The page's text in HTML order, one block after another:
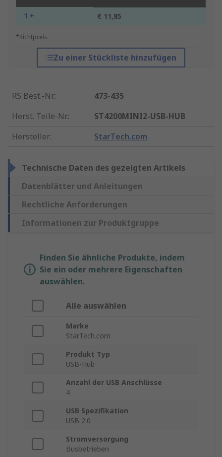
1 + € 11,85
*Richtpreis
Zu einer Stückliste hinzufügen
RS Best.-Nr.:
473-435
Herst. Teile-Nr.:
ST4200MINI2-USB-HUB
Hersteller: StarTech.com
Technische Daten des gezeigten Artikels
Datenblätter und Anleitungen
Rechtliche Anforderungen
Informationen zur Produktgruppe
Finden Sie ähnliche Produkte, indem
Sie ein oder mehrere Eigenschaften
auswählen.
Alle auswählen
Marke
StarTech.com
Produkt Typ
USB-Hub
Anzahl der USB Anschlüsse
4
USB Spezifikation
USB 2.0
Stromversorgung
Busbetrieben